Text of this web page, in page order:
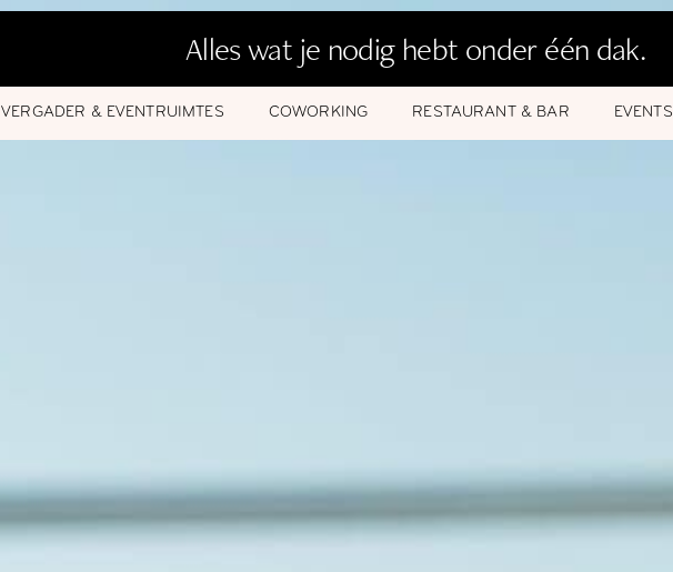
Alles wat je nodig hebt onder één dak.
VERGADER & EVENTRUIMTES COWORKING RESTAURANT & BAR EVENTS